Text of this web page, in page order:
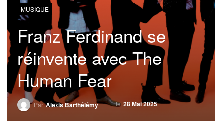
MUSIQUE
Franz Ferdinand se
réinvente avec The
Human Fear
ParAlexis Barthélémy le 28 Mai 2025